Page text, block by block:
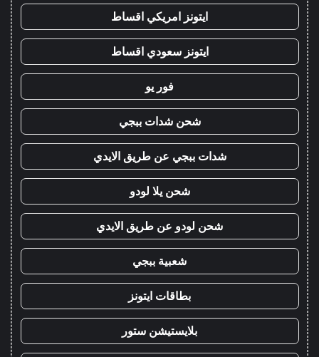
ايتونز امريكي اقساط
ايتونز سعودي اقساط
فور يو
شحن شدات ببجي
شدات ببجي عن طريق الايدي
شحن يلا لودو
شحن لودو عن طريق الايدي
شعبية ببجي
بطاقات ايتونز
بلايستيشن ستور